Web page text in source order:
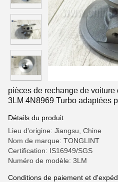
pièces de rechange de
3LM 4N8969 Turbo adaptées
Détails du produit
Lieu d'origine: Jiangsu, Chine
Nom de marque: TONGLINT
Certification: IS16949/SGS
Numéro de modèle: 3LM
Conditions de paiement et